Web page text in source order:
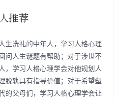
推荐
生洗礼的中年人，学习人格心理
问人生谜题有帮助；对于涉世不
，学习人格心理学会对他规划人
脱轨具有指导价值；对于希望塑
的父母们，学习人格心理学会让